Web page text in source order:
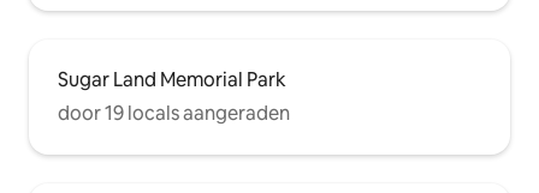
Sugar Land Memorial Park
door 19 locals aangeraden